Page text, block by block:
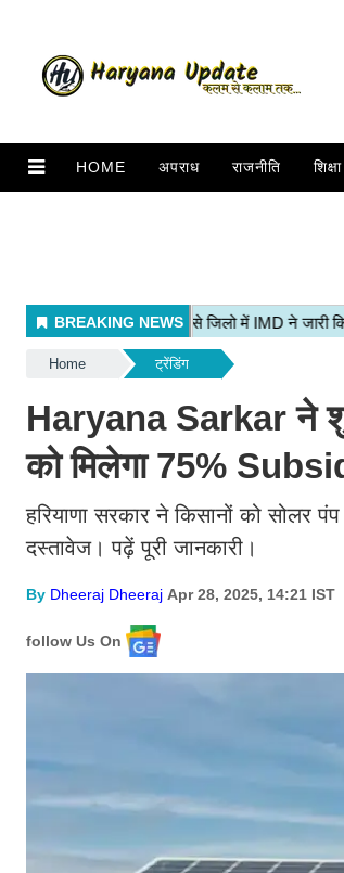
HOME अपराध राजनीति शिक्षा
Home ट्रेंडिंग
Haryana Sarkar ने
को मिलेगा 75%
हरियाणा सरकार ने किसानों को सोलर
दस्तावेज। पढ़ें पूरी जानकारी।
By Dheeraj Dheeraj Apr 28, 2025, 14:21 IST
follow Us On